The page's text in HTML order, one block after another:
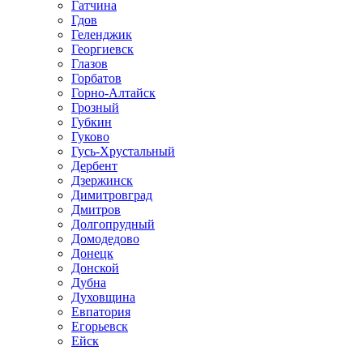
Гатчина
Гдов
Геленджик
Георгиевск
Глазов
Горбатов
Горно-Алтайск
Грозный
Губкин
Гуково
Гусь-Хрустальный
Дербент
Дзержинск
Димитровград
Дмитров
Долгопрудный
Домодедово
Донецк
Донской
Дубна
Духовщина
Евпатория
Егорьевск
Ейск